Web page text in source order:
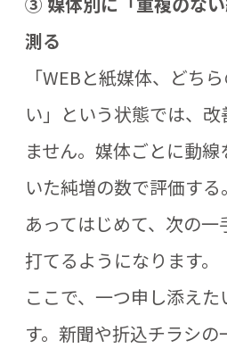
測る
「WEBと紙媒体、どち
い」という状態では、
ません。媒体ごとに動
いた純増の数で評価す
あってはじめて、次の一
打てるようになります。
ここで、一つ申し添え
す。新聞や折込チラシ